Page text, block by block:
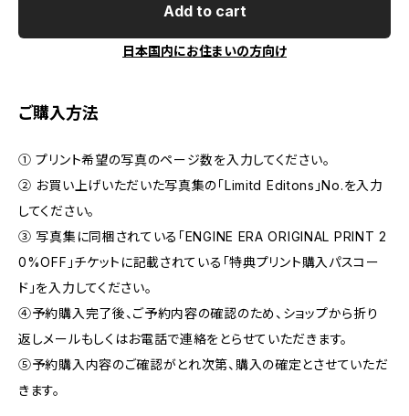
Add to cart
日本国内にお住まいの方向け
ご購入方法
① プリント希望の写真のページ数を入力してください。
② お買い上げいただいた写真集の「Limitd Editons」No.を入力
してください。
③ 写真集に同梱されている「ENGINE ERA ORIGINAL PRINT 2
0%OFF」チケットに記載されている「特典プリント購入パスコー
ド」を入力してください。
④予約購入完了後、ご予約内容の確認のため、ショップから折り
返しメールもしくはお電話で連絡をとらせていただきます。
⑤予約購入内容のご確認がとれ次第、購入の確定とさせていただ
きます。